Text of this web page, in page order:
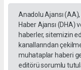
Anadolu Ajansı
Haber Ajansı (DHA)
haberler, sitemizin
kanallarından
muhataplar haberi
editörü sorumlu